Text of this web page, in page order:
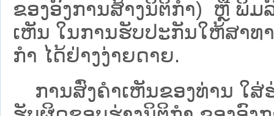
ຂອງອົງການສ້າງນິຕິກຳ) ຫຼື ພິມ
ເຫັນ ໃນການຮັບປະກັນໃຫ້ສາທ
ກຳ ໄດ້ຢ່າງງ່າຍດາຍ.
ການສົ່ງຄໍາເຫັນຂອງທ່ານ ໃສ່